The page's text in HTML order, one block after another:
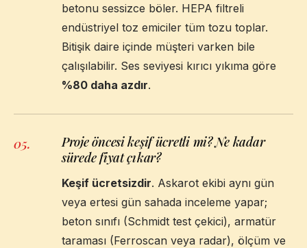
betonu sessizce böler. HEPA filtreli
endüstriyel toz emiciler tüm tozu toplar.
Bitişik daire içinde müşteri varken bile
çalışılabilir. Ses seviyesi kırıcı yıkıma göre
%80 daha azdır.
05.
Proje öncesi keşif ücretli mi? Ne kadar
sürede fiyat çıkar?
Keşif ücretsizdir. Askarot ekibi aynı gün
veya ertesi gün sahada inceleme yapar;
beton sınıfı (Schmidt test çekici), armatür
taraması (Ferroscan veya radar), ölçüm ve